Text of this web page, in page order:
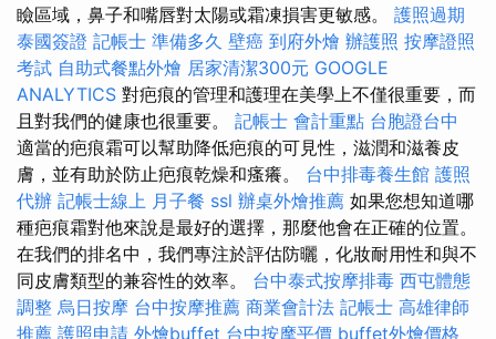
瞼區域，鼻子和嘴唇對太陽或霜凍損害更敏感。 護照過期
泰國簽證 記帳士 準備多久 壁癌 到府外燴 辦護照 按摩證照
考試 自助式餐點外燴 居家清潔300元 GOOGLE
ANALYTICS 對疤痕的管理和護理在美學上不僅很重要，而
且對我們的健康也很重要。 記帳士 會計重點 台胞證台中
適當的疤痕霜可以幫助降低疤痕的可見性，滋潤和滋養皮
膚，並有助於防止疤痕乾燥和瘙癢。 台中排毒養生館 護照
代辦 記帳士線上 月子餐 ssl 辦桌外燴推薦 如果您想知道哪
種疤痕霜對他來說是最好的選擇，那麼他會在正確的位置。
在我們的排名中，我們專注於評估防曬，化妝耐用性和與不
同皮膚類型的兼容性的效率。 台中泰式按摩排毒 西屯體態
調整 烏日按摩 台中按摩推薦 商業會計法 記帳士 高雄律師
推薦 護照申請 外燴buffet 台中按摩平價 buffet外燴價格